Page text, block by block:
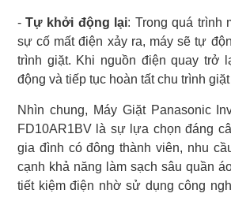
- Tự khởi động lại: Trong quá trình
sự cố mất điện xảy ra, máy sẽ tự
trình giặt. Khi nguồn điện quay trở
động và tiếp tục hoàn tất chu trình
Nhìn chung, Máy Giặt Panasonic
FD10AR1BV là sự lựa chọn đáng
gia đình có đông thành viên, nhu
cạnh khả năng làm sạch sâu quần
tiết kiệm điện nhờ sử dụng công